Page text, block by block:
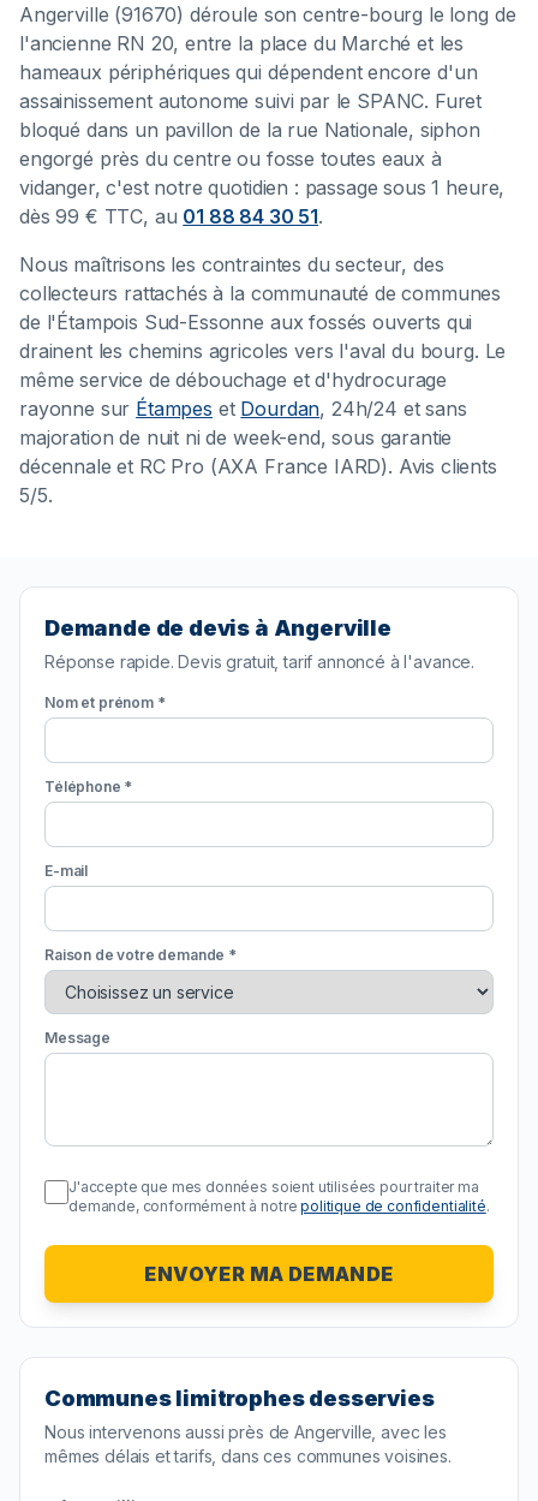
Angerville (91670) déroule son centre-bourg le long de
l'ancienne RN 20, entre la place du Marché et les
hameaux périphériques qui dépendent encore d'un
assainissement autonome suivi par le SPANC. Furet
bloqué dans un pavillon de la rue Nationale, siphon
engorgé près du centre ou fosse toutes eaux à
vidanger, c'est notre quotidien : passage sous 1 heure,
dès 99 € TTC, au 01 88 84 30 51.
Nous maîtrisons les contraintes du secteur, des
collecteurs rattachés à la communauté de communes
de l'Étampois Sud-Essonne aux fossés ouverts qui
drainent les chemins agricoles vers l'aval du bourg. Le
même service de débouchage et d'hydrocurage
rayonne sur Étampes et Dourdan, 24h/24 et sans
majoration de nuit ni de week-end, sous garantie
décennale et RC Pro (AXA France IARD). Avis clients
5/5.
Demande de devis à Angerville
Réponse rapide. Devis gratuit, tarif annoncé à l'avance.
Nom et prénom *
Téléphone *
E-mail
Raison de votre demande *
Message
J'accepte que mes données soient utilisées pour traiter ma
demande, conformément à notre politique de confidentialité.
ENVOYER MA DEMANDE
Communes limitrophes desservies
Nous intervenons aussi près deAngerville , avec les
mêmes délais et tarifs, dans ces communes voisines.